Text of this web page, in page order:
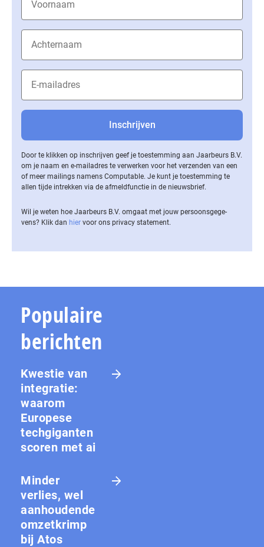
Door te klikken op inschrijven geef je toestemming aan Jaarbeurs B.V.
om je naam en e-mailadres te verwerken voor het verzenden van een
of meer mailings namens Computable. Je kunt je toestemming te
allen tijde intrekken via de af­meld­func­tie in de nieuwsbrief.
Wil je weten hoe Jaarbeurs B.V. omgaat met jouw per­soons­ge­ge­
vens? Klik dan hier voor ons privacy statement.
Populaire
berichten
Kwestie van
integratie:
waarom
Europese
techgiganten
scoren met ai
Minder
verlies, wel
aanhoudende
omzetkrimp
bij Atos